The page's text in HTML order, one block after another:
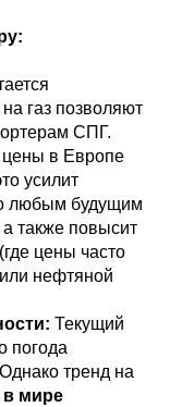
газ позволяют
СПГ.
цены в Европе
усилит
любым будущим
также повысит
цены часто
нефтяной
Текущий
погода
тренд на
в мире